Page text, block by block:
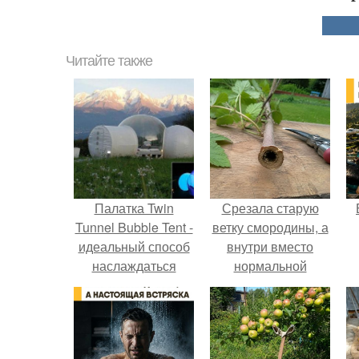
Читайте также
Палатка Twin
Tunnel Bubble Tent -
идеальный способ
наслаждаться
природой.
Срезала старую
ветку смородины, а
внутри вместо
нормальной
светлой
сердцевины
оказалась чёрная
пустота.